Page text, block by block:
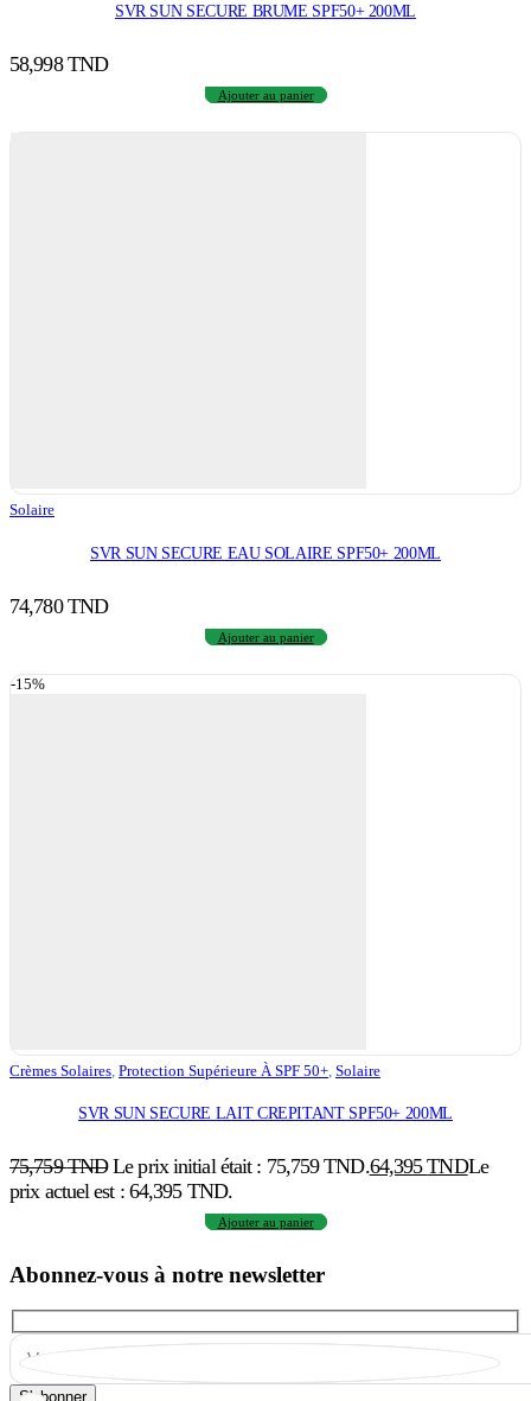
SVR SUN SECURE BRUME SPF50+ 200ML
58,998TND
Ajouter au panier
Solaire
SVR SUN SECURE EAU SOLAIRE SPF50+ 200ML
74,780TND
Ajouter au panier
-15%
Crèmes Solaires Protection Supérieure À SPF 50+ Solaire
SVR SUN SECURE LAIT CREPITANT SPF50+ 200ML
75,759TND Le prix initial était : 75,759 TND.64,395TNDLe
prix actuel est : 64,395 TND.
Ajouter au panier
Abonnez-vous à notre newsletter
S'abonner